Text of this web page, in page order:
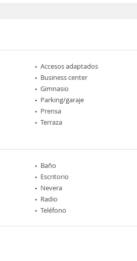
Accesos adaptados
Business center
Gimnasio
Parking/garaje
Prensa
Terraza
Baño
Escritorio
Nevera
Radio
Teléfono